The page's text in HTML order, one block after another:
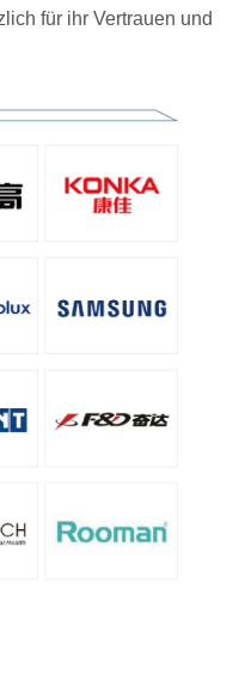
für ihr Vertrauen und